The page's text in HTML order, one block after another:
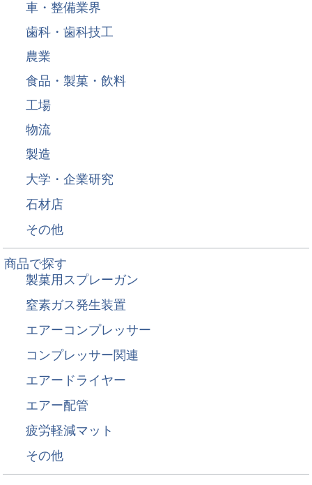
車・整備業界
歯科・歯科技工
農業
食品・製菓・飲料
工場
物流
製造
大学・企業研究
石材店
その他
商品で探す
製菓用スプレーガン
窒素ガス発生装置
エアーコンプレッサー
コンプレッサー関連
エアードライヤー
エアー配管
疲労軽減マット
その他